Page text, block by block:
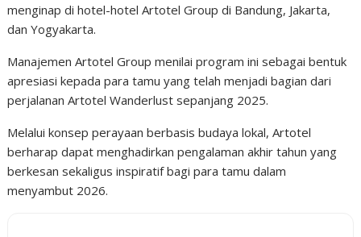
menginap di hotel-hotel Artotel Group di Bandung, Jakarta,
dan Yogyakarta.
Manajemen Artotel Group menilai program ini sebagai bentuk
apresiasi kepada para tamu yang telah menjadi bagian dari
perjalanan Artotel Wanderlust sepanjang 2025.
Melalui konsep perayaan berbasis budaya lokal, Artotel
berharap dapat menghadirkan pengalaman akhir tahun yang
berkesan sekaligus inspiratif bagi para tamu dalam
menyambut 2026.